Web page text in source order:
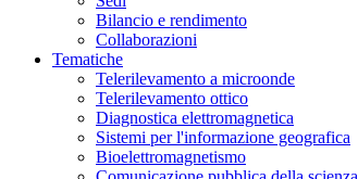
Bilancio e rendimento
Collaborazioni
Tematiche
Telerilevamento a microonde
Telerilevamento ottico
Diagnostica elettromagnetica
Sistemi per l'informazione geografica
Bioelettromagnetismo